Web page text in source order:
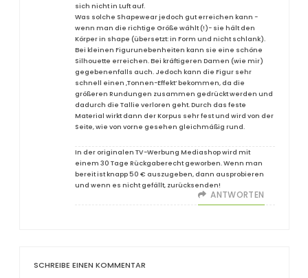
sich nicht in Luft auf.
Was solche Shapewear jedoch gut erreichen kann -
wenn man die richtige Größe wählt (!)- sie hält den
Körper in shape (übersetzt: in Form und nicht schlank).
Bei kleinen Figurunebenheiten kann sie eine schöne
Silhouette erreichen. Bei kräftigeren Damen (wie mir)
gegebenenfalls auch. Jedoch kann die Figur sehr
schnell einen ‚Tonnen-Effekt‘ bekommen, da die
größeren Rundungen zusammen gedrückt werden und
dadurch die Tallie verloren geht. Durch das feste
Material wirkt dann der Korpus sehr fest und wird von der
Seite, wie von vorne gesehen gleichmäßig rund.
In der originalen TV-Werbung Mediashop wird mit
einem 30 Tage Rückgaberecht geworben. Wenn man
bereit ist knapp 50 € auszugeben, dann ausprobieren
und wenn es nicht gefällt, zurücksenden!
ANTWORTEN
SCHREIBE EINEN KOMMENTAR